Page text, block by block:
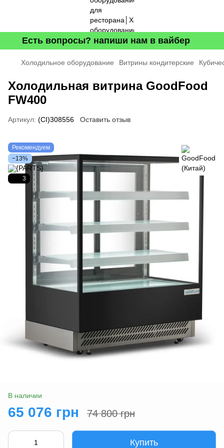
Есть вопросы? напиши нам в вайбер
Холодильное оборудование Витрины кондитерские
Холодильная витрина GoodFood
FW400
Артикул: (CI)308556 Оставить отзыв
Рекомендуем
−13%
3
В наличии
65 076 грн 74 800 грн
Купить